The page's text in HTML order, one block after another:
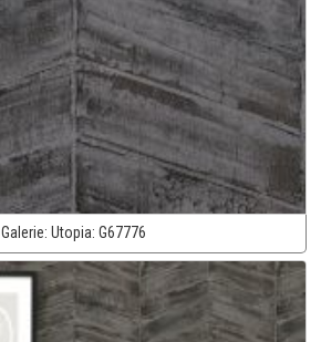
Galerie: Utopia: G67776